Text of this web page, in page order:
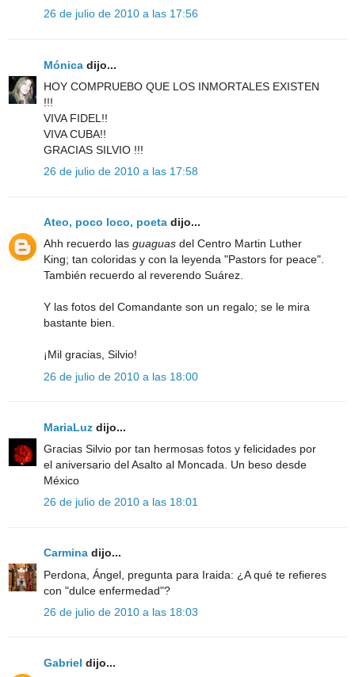
26 de julio de 2010 a las 17:56
Mónica dijo...
HOY COMPRUEBO QUE LOS INMORTALES EXISTEN
!!!
VIVA FIDEL!!
VIVA CUBA!!
GRACIAS SILVIO !!!
26 de julio de 2010 a las 17:58
Ateo, poco loco, poeta dijo...
Ahh recuerdo las guaguas del Centro Martin Luther
King; tan coloridas y con la leyenda "Pastors for peace".
También recuerdo al reverendo Suárez.
Y las fotos del Comandante son un regalo; se le mira
bastante bien.
¡Mil gracias, Silvio!
26 de julio de 2010 a las 18:00
MariaLuz dijo...
Gracias Silvio por tan hermosas fotos y felicidades por
el aniversario del Asalto al Moncada. Un beso desde
México
26 de julio de 2010 a las 18:01
Carmina dijo...
Perdona, Ángel, pregunta para Iraida: ¿A qué te refieres
con "dulce enfermedad"?
26 de julio de 2010 a las 18:03
Gabriel dijo...